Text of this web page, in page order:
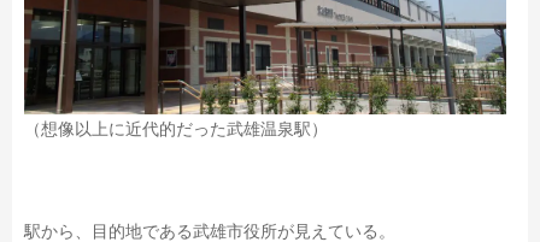
（想像以上に近代的だった武雄温泉駅）
駅から、目的地である武雄市役所が見えている。